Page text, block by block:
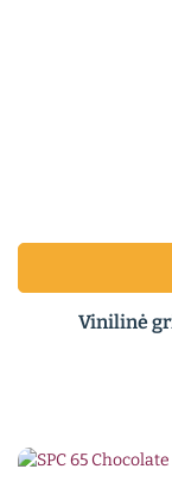
Vinilinė